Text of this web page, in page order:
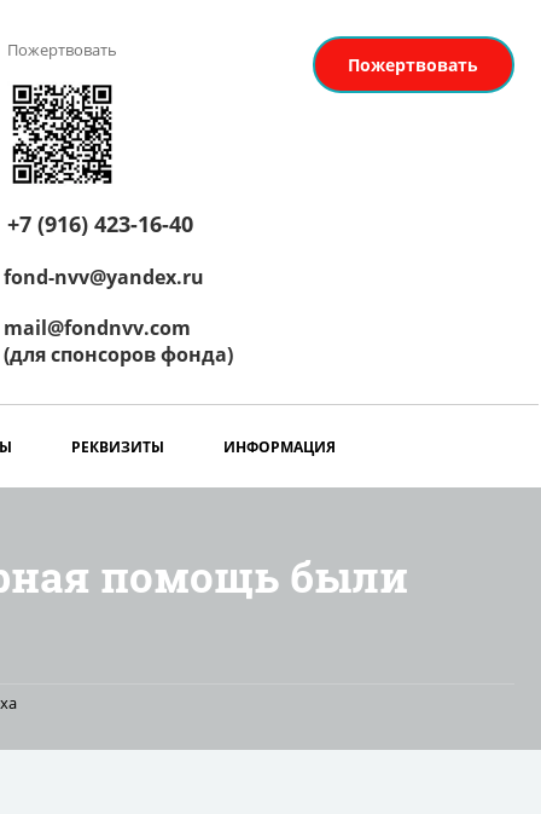
fond-nvv@yandex.ru
mail@fondnvv.com
(для спонсоров фонда)
+7 (916) 423-16-40
Пожертвовать
Пожертвовать
РЕКВИЗИТЫ ИНФОРМАЦИЯ
помощь были